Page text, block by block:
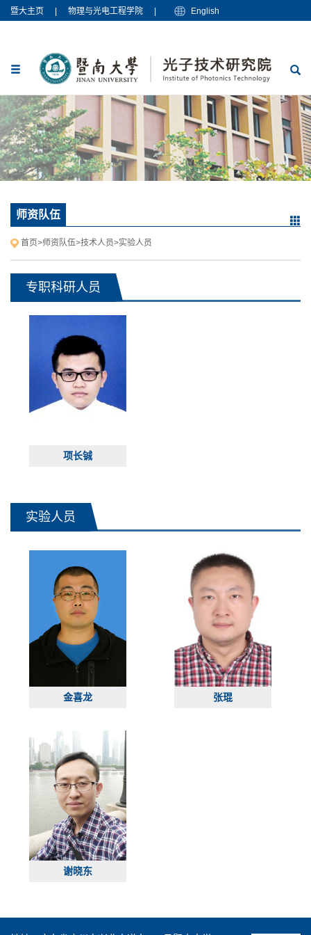
暨大主页 物理与光电工程学院 English
师资队伍
首页>师资队伍>技术人员>实验人员
专职科研人员
项长铖
实验人员
金喜龙 张琨
谢晓东